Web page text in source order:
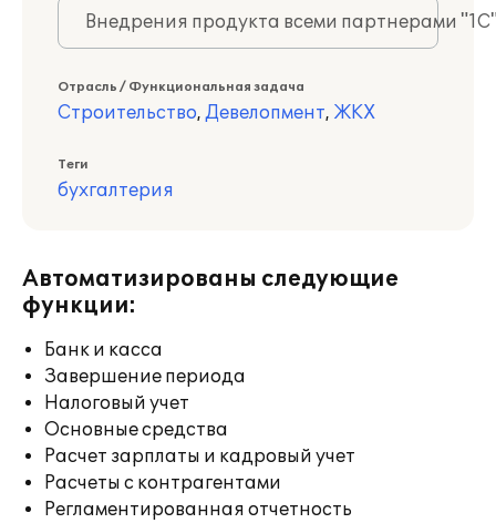
Внедрения продукта всеми партнерами
Отрасль / Функциональная задача
Строительство, Девелопмент, ЖКХ
Теги
бухгалтерия
Автоматизированы следующие
функции:
Банк и касса
Завершение периода
Налоговый учет
Основные средства
Расчет зарплаты и кадровый учет
Расчеты с контрагентами
Регламентированная отчетность